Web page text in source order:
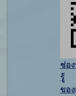
ช่อ
รู้
ขอ